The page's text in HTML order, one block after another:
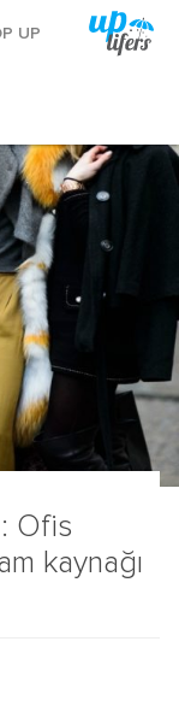
UP
Ofis
kaynağı